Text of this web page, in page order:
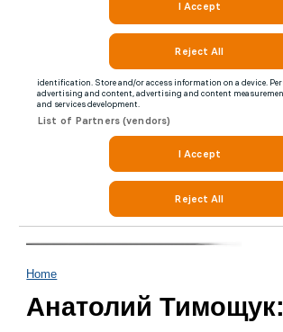
Home
Анатолий Тимощук: